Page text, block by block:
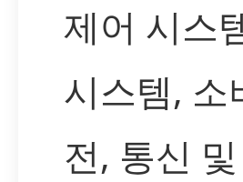
제어 시스
시스템, 소
전, 통신